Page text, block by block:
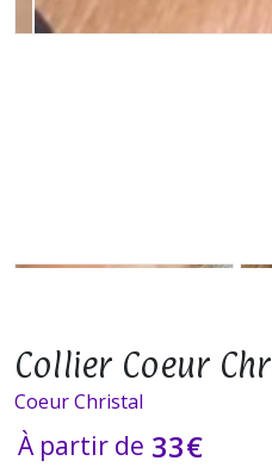
Collier Coeur
Coeur Christal
À partir de 33€